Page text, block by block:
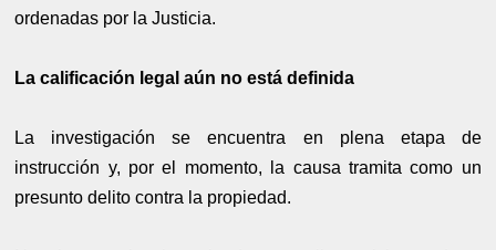
ordenadas por la Justicia.
La calificación legal aún no está definida
La investigación se encuentra en plena etapa de
instrucción y, por el momento, la causa tramita como un
presunto delito contra la propiedad.